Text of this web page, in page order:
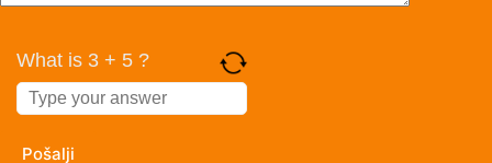
What is 3 + 5 ?
Answer
for
3
5